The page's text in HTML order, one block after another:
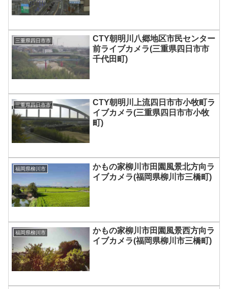
三重県四日市市
CTY朝明川八郷地区市民センター
前ライブカメラ(三重県四日市市
千代田町)
三重県四日市市
CTY朝明川上流四日市市小牧町ラ
イブカメラ(三重県四日市市小牧
町)
福岡県柳川市
かもの家柳川市田園風景北方向ラ
イブカメラ(福岡県柳川市三橋町)
福岡県柳川市
かもの家柳川市田園風景西方向ラ
イブカメラ(福岡県柳川市三橋町)